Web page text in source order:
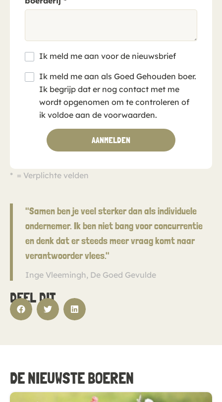
Ik meld me aan voor de nieuwsbrief
Ik meld me aan als Goed Gehouden boer.
Ik begrijp dat er nog contact met me
wordt opgenomen om te controleren of
ik voldoe aan de voorwaarden.
AANMELDEN
* = Verplichte velden
"Samen ben je veel sterker dan als individuele
ondernemer. Ik ben niet bang voor concurrentie
en denk dat er steeds meer vraag komt naar
verantwoorder vlees."
Inge Vleemingh, De Goed Gevulde
DEEL DIT
DE NIEUWSTE BOEREN